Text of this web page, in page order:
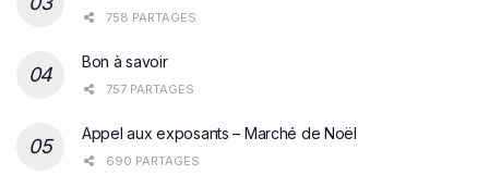
758 PARTAGES
Bon à savoir
757 PARTAGES
Appel aux exposants – Marché de Noël
690 PARTAGES